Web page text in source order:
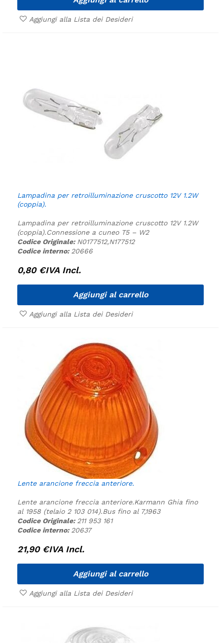
Aggiungi alla Lista dei Desideri
Lampadina per retroilluminazione cruscotto 12V 1.2W
(coppia).
Lampadina per retroilluminazione cruscotto 12V 1.2W
(coppia).Connessione a cuneo T5 – W2
Codice Originale: N0177512,N177512
Codice interno: 20666
0,80 €IVA Incl.
Aggiungi al carrello
Aggiungi alla Lista dei Desideri
Lente arancione freccia anteriore.
Lente arancione freccia anteriore.Karmann Ghia fino
al 1958 (telaio 2 103 014).Bus fino al 7,1963
Codice Originale: 211 953 161
Codice interno: 20637
21,90 €IVA Incl.
Aggiungi al carrello
Aggiungi alla Lista dei Desideri